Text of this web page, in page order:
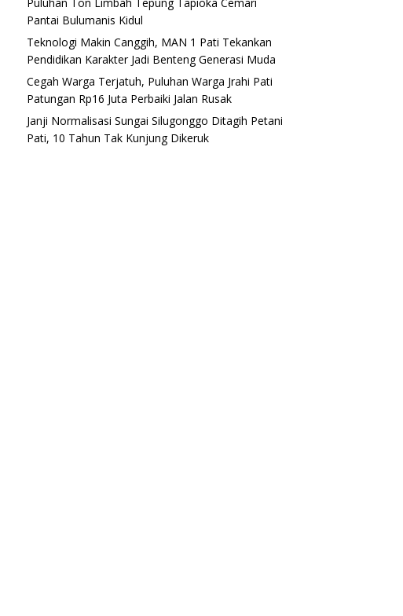
Pantai Bulumanis Kidul
Teknologi Makin Canggih, MAN 1 Pati Tekankan
Pendidikan Karakter Jadi Benteng Generasi Muda
Cegah Warga Terjatuh, Puluhan Warga Jrahi Pati
Patungan Rp16 Juta Perbaiki Jalan Rusak
Janji Normalisasi Sungai Silugonggo Ditagih Petani
Pati, 10 Tahun Tak Kunjung Dikeruk